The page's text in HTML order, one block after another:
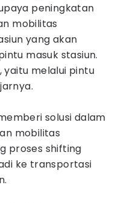
peningkatan
mobilitas
yang akan
masuk stasiun.
yaitu melalui pintu
solusi dalam
mobilitas
proses shifting
ke transportasi